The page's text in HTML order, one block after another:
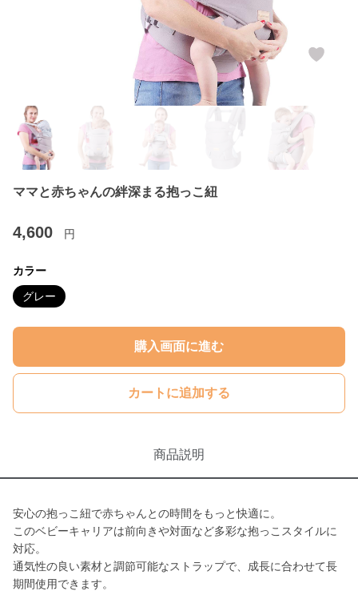
ママと赤ちゃんの絆深まる抱っこ紐
4,600 円
カラー
グレー
購入画面に進む
カートに追加する
商品説明
安心の抱っこ紐で赤ちゃんとの時間をもっと快適に。
このベビーキャリアは前向きや対面など多彩な抱っこスタイルに
対応。
通気性の良い素材と調節可能なストラップで、成長に合わせて長
期間使用できます。